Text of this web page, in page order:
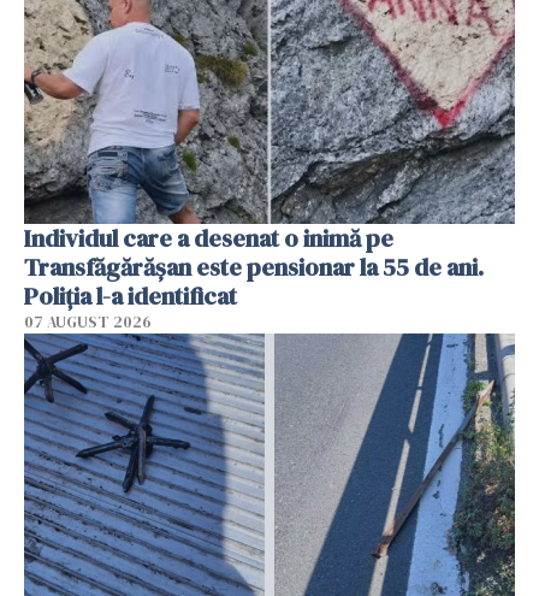
Individul care a desenat o inimă pe
Transfăgărășan este pensionar la 55 de ani.
Poliția l-a identificat
07 AUGUST 2026